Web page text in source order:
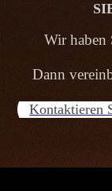
Wir haben
Dann
Kontaktieren